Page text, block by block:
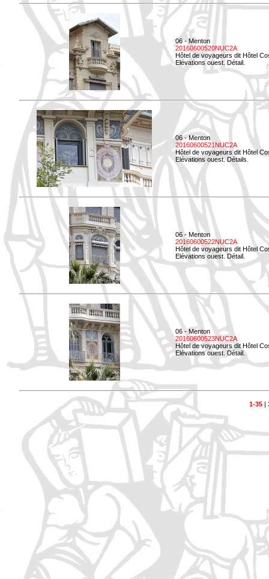
06 - Menton
20160600520NUC2A
Hôtel de voyageurs dit Hôtel
Elévations ouest. Détail.
06 - Menton
20160600521NUC2A
Hôtel de voyageurs dit Hôtel
Elévations ouest. Détails.
06 - Menton
20160600522NUC2A
Hôtel de voyageurs dit Hôtel
Elévations ouest. Détail.
06 - Menton
20160600523NUC2A
Hôtel de voyageurs dit Hôtel
Elévations ouest. Détail.
1-35|